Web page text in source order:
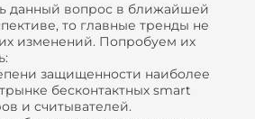
данный вопрос в ближайшей
то главные тренды не
изменений. Попробуем их
защищенности наиболее
бесконтактных smart
и считывателей.